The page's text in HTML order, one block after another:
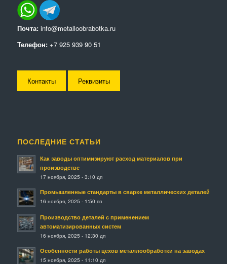
Почта: info@metalloobrabotka.ru
Телефон: +7 925 939 90 51
Контакты Реквизиты
ПОСЛЕДНИЕ СТАТЬИ
Как заводы оптимизируют расход материалов при
производстве
17 ноября, 2025 - 3:10 дп
Промышленные стандарты в сварке металлических деталей
16 ноября, 2025 - 1:50 пп
Производство деталей с применением
автоматизированных систем
16 ноября, 2025 - 12:30 дп
Особенности работы цехов металлообработки на заводах
15 ноября, 2025 - 11:10 дп